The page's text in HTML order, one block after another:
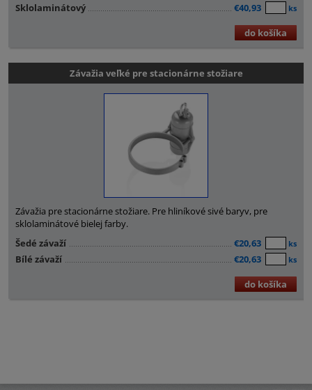
Sklolaminátový
€40,93 ks
do košíka
Závažia veľké pre stacionárne stožiare
Závažia pre stacionárne stožiare. Pre hliníkové sivé baryv, pre
sklolaminátové bielej farby.
Šedé závaží
€20,63 ks
Bílé závaží €20,63 ks
do košíka